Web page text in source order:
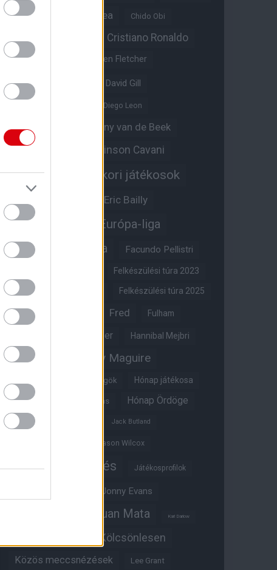
Casemiro Chelsea Chido Obi
Cristiano Ronaldo
Crystal Palace Darren Fletcher
David De Gea David Gill
Diego Leon
Diogo Dalot
Donny van de Beek
Edinson Cavani
Edzői stáb Egykori játékosok
Eric Bailly
Erik ten Hag Európa-liga
Everton FA-kupa Facundo Pellistri
Felkészülési túra 2023
Felkészülési túra 2024 Felkészülési túra 2025
Felkészülési túra 2026 Fred Fulham
Glazer Hannibal Mejbri
Harry Amass Harry Maguire
Híres magyar Vörös Ördögök Hónap játékosa
Hónap legjobbja szavazás Hónap Ördöge
Hull City Jack Butland
Jason Wilcox
Játékosértékelés Játékosprofilok
Jonny Evans
Juan Mata Karl Darlow
Kölcsönlesen
Közös meccsnézések Lee Grant